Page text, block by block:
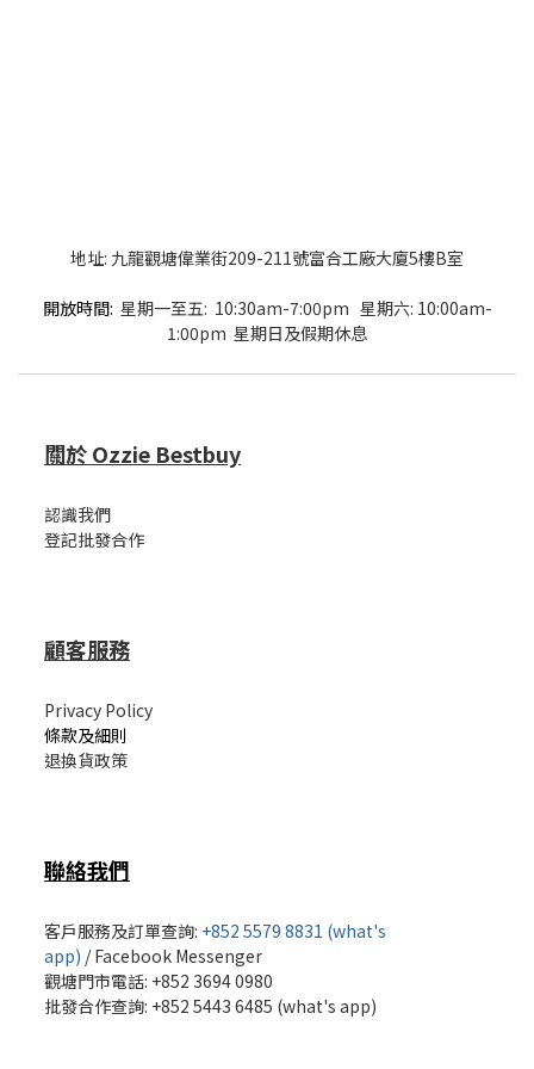
地址: 九龍觀塘偉業街209-211號富合工廠大廈5樓B室
開放時間: 星期一至五: 10:30am-7:00pm 星期六: 10:00am-
1:00pm 星期日及假期休息
關於 Ozzie Bestbuy
認識我們
登記批發合作
顧客服務
Privacy Policy
條款及細則
退換貨政策
聯絡我們
客戶服務及訂單查詢: +852 5579 8831 (what's
app) /Facebook Messenger
觀塘門市電話: +852 3694 0980
批發合作查詢: +852 5443 6485 (what's app)